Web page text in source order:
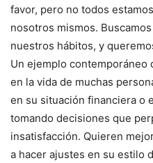
favor, pero no todos
nosotros mismos.
nuestros hábitos, y
Un ejemplo contemporáneo
en la vida de muchas
en su situación financiera o
tomando decisiones que
insatisfacción. Quieren
a hacer ajustes en su estilo